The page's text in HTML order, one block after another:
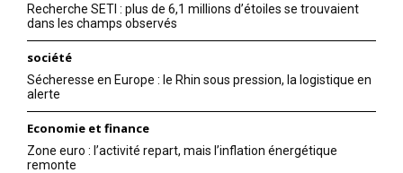
Recherche SETI : plus de 6,1 millions d’étoiles se trouvaient
dans les champs observés
société
Sécheresse en Europe : le Rhin sous pression, la logistique en
alerte
Economie et finance
Zone euro : l’activité repart, mais l’inflation énergétique
remonte